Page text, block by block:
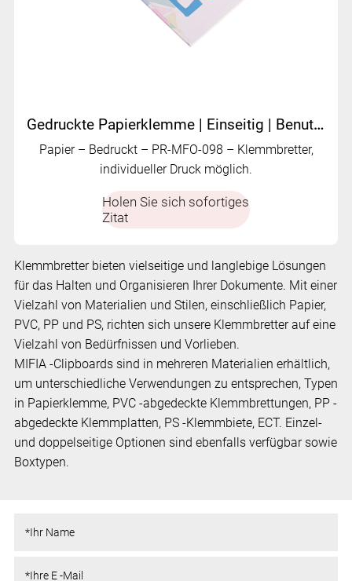
Gedruckte Papierklemme | Einseitig | Benutzerdefinierte gedruckte Designs | PR-MFO-098
Papier – Bedruckt – PR-MFO-098 – Klemmbretter,
individueller Druck möglich.
Holen Sie sich sofortiges
Zitat
Klemmbretter bieten vielseitige und langlebige Lösungen
für das Halten und Organisieren Ihrer Dokumente. Mit einer
Vielzahl von Materialien und Stilen, einschließlich Papier,
PVC, PP und PS, richten sich unsere Klemmbretter auf eine
Vielzahl von Bedürfnissen und Vorlieben.
MIFIA -Clipboards sind in mehreren Materialien erhältlich,
um unterschiedliche Verwendungen zu entsprechen, Typen
in Papierklemme, PVC -abgedeckte Klemmbrettungen, PP -
abgedeckte Klemmplatten, PS -Klemmbiete, ECT. Einzel-
und doppelseitige Optionen sind ebenfalls verfügbar sowie
Boxtypen.